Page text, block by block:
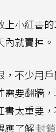
上小紅書
就賣掉。
，不少用
需要翻牆
書太重要
應了解封鎖